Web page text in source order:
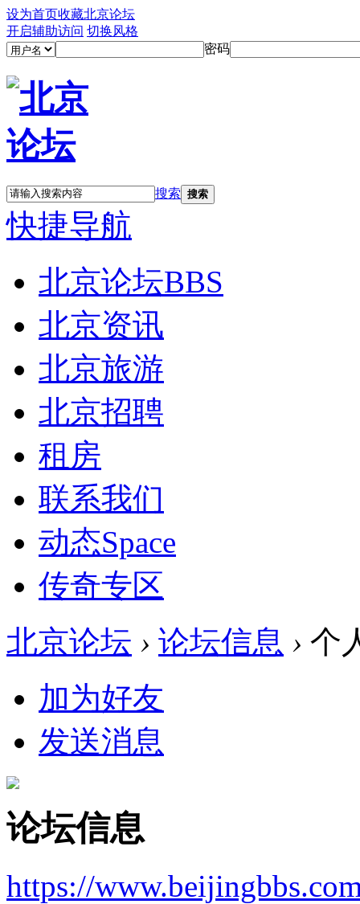
设为首页收藏北京论坛
开启辅助访问 切换风格
密码
搜索 搜索
快捷导航
北京论坛BBS
北京资讯
北京旅游
北京招聘
租房
联系我们
动态Space
传奇专区
北京论坛 › 论坛信息 › 个
加为好友
发送消息
论坛信息
https://